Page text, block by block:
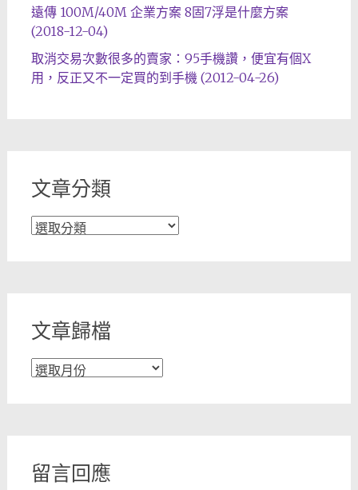
遠傳 100M/40M 企業方案 8固7浮是什麼方案
(2018-12-04)
取消交易次數很多的賣家：95手機讚，便宜有個X
用，反正又不一定買的到手機 (2012-04-26)
文章分類
文
文章歸檔
文
留言回應